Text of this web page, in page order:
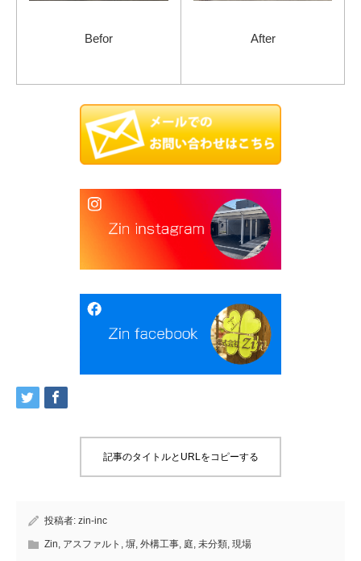
Befor After
記事のタイトルとURLをコピーする
投稿者: zin-inc
Zin, アスファルト , 塀, 外構工事, 庭, 未分類, 現場